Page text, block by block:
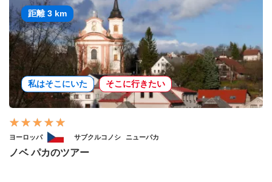
距離 3 km
私はそこにいた そこに行きたい
ヨーロッパ サブクルコノシ ニューパカ
ノベ パカのツアー